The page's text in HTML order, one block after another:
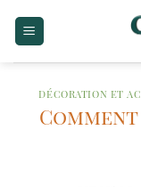
DÉCORATION ET